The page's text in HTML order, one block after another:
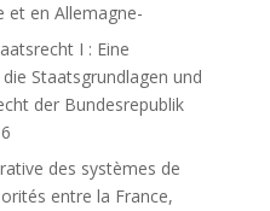
et en Allemagne-
I : Eine
Staatsgrundlagen und
der Bundesrepublik
des systèmes de
entre la France,